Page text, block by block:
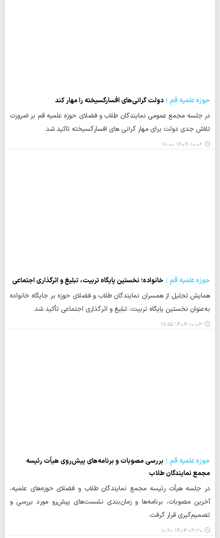
حوزه علمیه قم
دولت گرانی‌های افسارگسیخته را مهار کند
در جلسه مجمع عمومی نمایندگان طلاب و فضلای حوزه‌ علمیه قم بر ضرورت
تلاش جدی دولت برای مهار گرانی های افسارگسیخته تاکید شد.
۱۴۰۴-۱۰-۰۶ ۱۸:۰۰
حوزه علمیه قم
خانواده؛ نخستین پایگاه تربیت، تبلیغ و اثرگذاری اجتماعی
همایش تجلیل از همسران نمایندگان طلاب و فضلای حوزه‌ بر جایگاه خانواده
به‌عنوان نخستین پایگاه تربیت، تبلیغ و اثرگذاری اجتماعی تأکید شد.
۱۴۰۴-۱۰-۰۳ ۱۷:۵۵
حوزه علمیه قم
بررسی مصوبات و برنامه‌های پیش‌روی هیأت رئیسه
مجمع نمایندگان طلاب
در جلسه هیأت رئیسه مجمع نمایندگان طلاب و فضلای حوزه‌های علمیه،
آخرین مصوبات، برنامه‌ها و زمان‌بندی نشست‌های پیش‌رو مورد بررسی و
تصمیم‌گیری قرار گرفت.
۱۴۰۴-۰۹-۳۰ ۱۰:۲۰